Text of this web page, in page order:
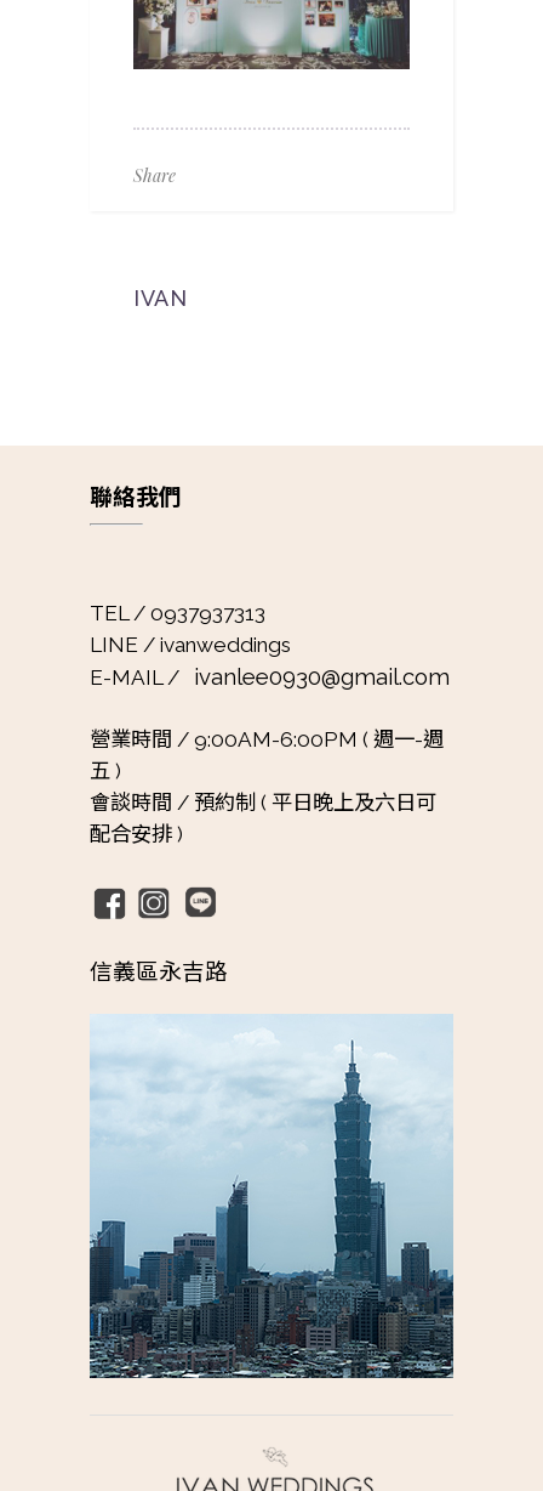
Share
IVAN
聯絡我們
TEL / 0937937313
LINE / ivanweddings
E-MAIL / ivanlee0930@gmail.com
營業時間 / 9:00AM-6:00PM ( 週一-週
五 )
會談時間 / 預約制 ( 平日晚上及六日可
配合安排 )
信義區永吉路